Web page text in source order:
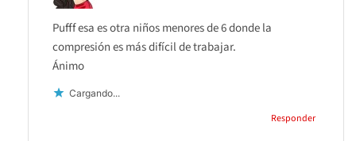
Pufff esa es otra niños menores de 6 donde la
compresión es más difícil de trabajar.
Ánimo
Cargando...
Responder